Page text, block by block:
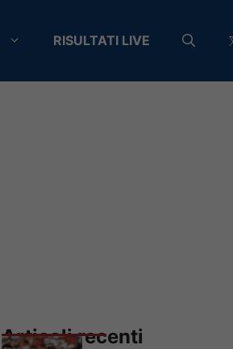
RISULTATI LIVE
Articoli recenti